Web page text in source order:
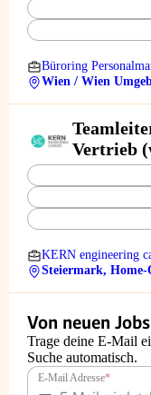
Büroring
Wien / Wien
Vertrieb
KERN engineering
Steiermark, Home-
Von neuen
Trage deine E-Mail
Suche automatisch.
E-Mail Adresse*